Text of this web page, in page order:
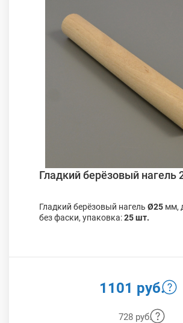
Гладкий берёзовый нагель
Гладкий берёзовый нагель Ø25 мм,
без фаски, упаковка:25 шт.
1101 руб.
728 руб.